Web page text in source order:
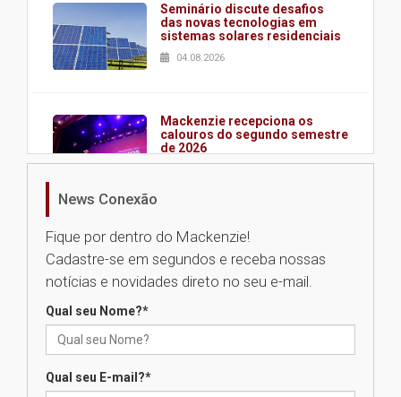
Seminário discute desafios
das novas tecnologias em
sistemas solares residenciais
04.08.2026
Mackenzie recepciona os
calouros do segundo semestre
de 2026
Como o Colégio Mackenzie
Brasília prepara seus
estudantes para o PAS antes
Como os pais podem investir
News Conexão
Fique por dentro do Mackenzie!
Cadastre-se em segundos e receba nossas
notícias e novidades direto no seu e-mail.
Qual seu Nome?*
Qual seu E-mail?*